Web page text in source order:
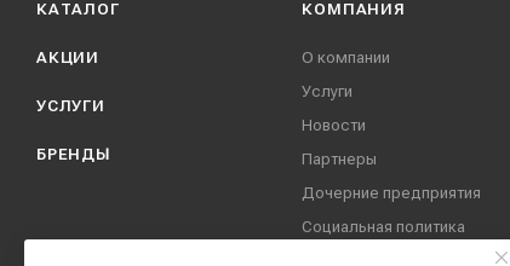
КАТАЛОГ
АКЦИИ
УСЛУГИ
БРЕНДЫ
КОМПАНИЯ
О компании
Услуги
Новости
Партнеры
Дочерние предприятия
Социальная политика